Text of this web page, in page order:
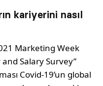
kariyerini nasıl
Marketing Week
Salary Survey”
Covid-19’un global